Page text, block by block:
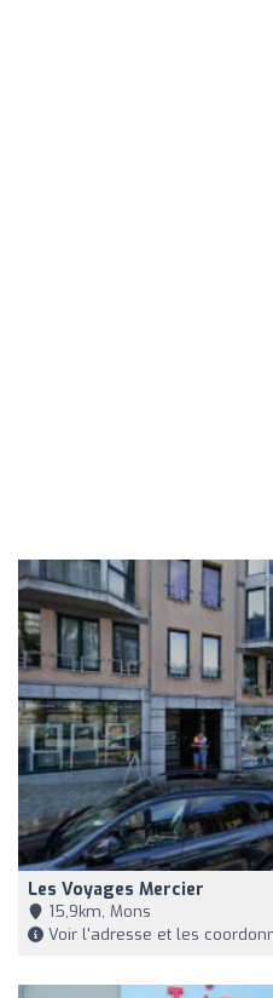
Les Voyages Mercier
15,9km, Mons
Voir l'adresse et les